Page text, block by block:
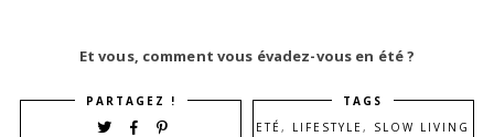
Et vous, comment vous évadez-vous en été ?
PARTAGEZ !
TAGS
ETÉ, LIFESTYLE, SLOW LIVING